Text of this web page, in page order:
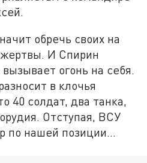
обречь своих на
И Спирин
огонь на себя.
в клочья
40 солдат, два танка,
Отступая, ВСУ
по нашей позиции…